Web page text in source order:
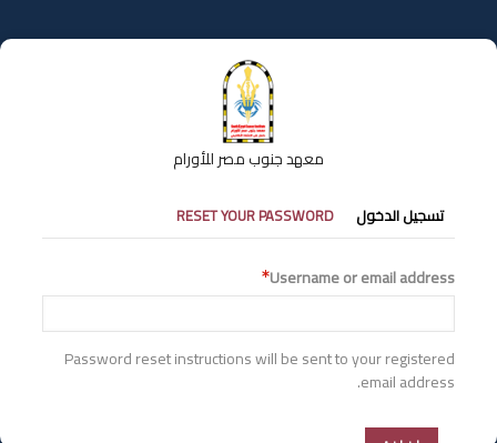
إلى
المحتوى
معهد جنوب مصر للأورام
التبويبات
الأساسية
تسجيل الدخول RESET YOUR PASSWORD
Username or email address
Password reset instructions will be sent to your registered
email address.